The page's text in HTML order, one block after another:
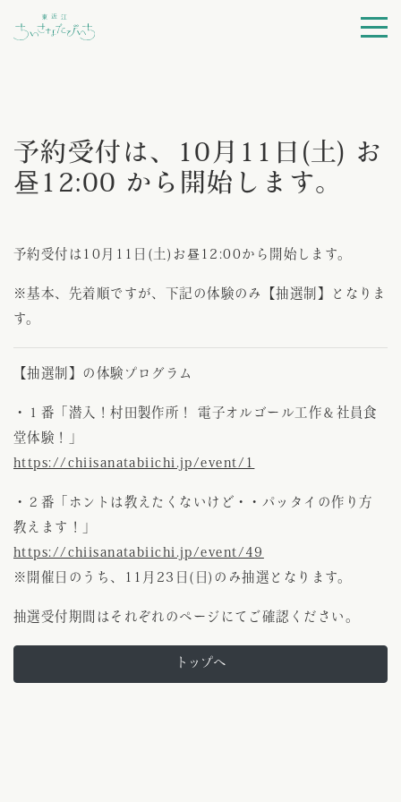
ちいさなたびいちとは
よくある質問
利用規約
ログイン
会員登録
予約受付は、10月11日(土) お
昼12:00 から開始します。
予約受付は10月11日(土)お昼12:00から開始します。
※基本、先着順ですが、下記の体験のみ【抽選制】となりま
す。
【抽選制】の体験プログラム
・１番「潜入！村田製作所！ 電子オルゴール工作＆社員食
堂体験！」
https://chiisanatabiichi.jp/event/1
・２番「ホントは教えたくないけど・・パッタイの作り方
教えます！」
https://chiisanatabiichi.jp/event/49
※開催日のうち、11月23日(日)のみ抽選となります。
抽選受付期間はそれぞれのページにてご確認ください。
トップへ